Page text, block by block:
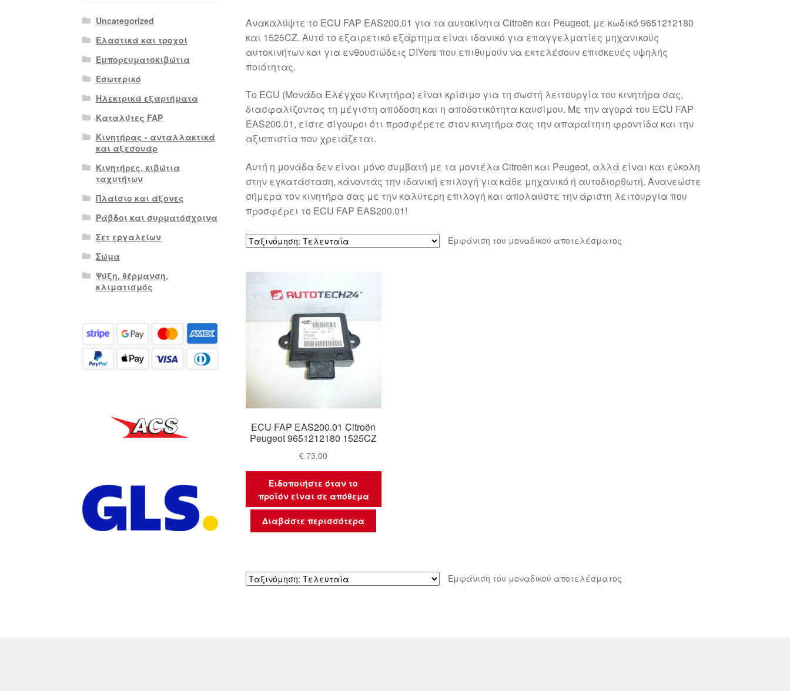
Ανακαλύψτε το ECU FAP EAS200.01 για τα αυτοκίνητα Citroën και Peugeot, με κωδικό 9651212180
και 1525CZ. Αυτό το εξαιρετικό εξάρτημα είναι ιδανικό για επαγγελματίες μηχανικούς
αυτοκινήτων και για ενθουσιώδεις DIYers που επιθυμούν να εκτελέσουν επισκευές υψηλής
ποιότητας.
Το ECU (Μονάδα Ελέγχου Κινητήρα) είναι κρίσιμο για τη σωστή λειτουργία του κινητήρα σας,
διασφαλίζοντας τη μέγιστη απόδοση και η αποδοτικότητα καυσίμου. Με την αγορά του ECU FAP
EAS200.01, είστε σίγουροι ότι προσφέρετε στον κινητήρα σας την απαραίτητη φροντίδα και την
αξιοπιστία που χρειάζεται.
Αυτή η μονάδα δεν είναι μόνο συμβατή με τα μοντέλα Citroën και Peugeot, αλλά είναι και εύκολη
στην εγκατάσταση, κάνοντάς την ιδανική επιλογή για κάθε μηχανικό ή αυτοδιορθωτή. Ανανεώστε
σήμερα τον κινητήρα σας με την καλύτερη επιλογή και απολαύστε την άριστη λειτουργία που
προσφέρει το ECU FAP EAS200.01!
Εμφάνιση του μοναδικού αποτελέσματος
ECU FAP EAS200.01 Citroën
Peugeot 9651212180 1525CZ
€ 73,00
Ειδοποιήστε όταν το
προϊόν είναι σε απόθεμα
Διαβάστε περισσότερα
Εμφάνιση του μοναδικού αποτελέσματος
Uncategorized
Ελαστικά και τροχοί
Εμπορευματοκιβώτια
Εσωτερικό
Ηλεκτρικά εξαρτήματα
Καταλύτες FAP
Κινητήρας - ανταλλακτικά
και αξεσουάρ
Κινητήρες, κιβώτια
ταχυτήτων
Πλαίσιο και άξονες
Ράβδοι και συρματόσχοινα
Σετ εργαλείων
Σώμα
Ψύξη, θέρμανση,
κλιματισμός